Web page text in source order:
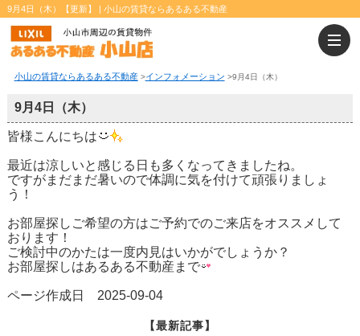
9月4日（木）【更新】 | 小山の賃貸ならあるある不動産
小山の賃貸ならあるある不動産>インフォメーション >9月4日（木）
9月4日（木）
皆様こんにちは
最近は涼しいと感じる日も多くなってきましたね。
ですがまだまだ暑いので体調に気を付けて頑張りましょ
う！
お部屋探しご希望の方はご予約でのご来店をオススメして
おります！
ご検討中のかたは一度内見はいかがでしょうか？
お部屋探しはあるある不動産まで
ページ作成日 2025-09-04
【最新記事】